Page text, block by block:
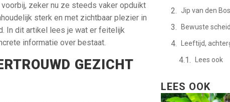
zeker nu ze steeds vaker opduikt
sterk en met zichtbaar plezier in
In dit artikel lees je wat er feitelijk
informatie over bestaat.
GEZICHT
Jip van den
Bewuste
Leeftijd,
Lees ook
LEES OOK